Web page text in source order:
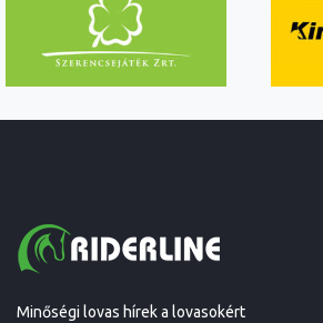
Minőségi lovas hírek a lovasokért